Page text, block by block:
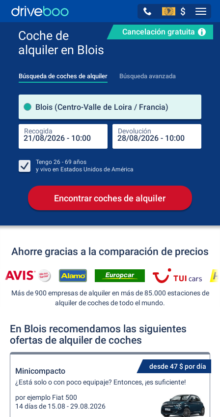
$
Cancelación gratuita
Coche de
alquiler en Blois
Búsqueda de coches de alquiler Búsqueda avanzada
Blois (Centro-Valle de Loira / Francia)
Recogida Devolución
Tengo 26 - 69 años
y vivo en Estados Unidos de América
Encontrar coches de alquiler
Ahorre gracias a la comparación de precios
Más de 900 empresas de alquiler en más de 85.000 estaciones de
alquiler de coches de todo el mundo.
En Blois recomendamos las siguientes
ofertas de alquiler de coches
desde 47 $ por día
Minicompacto
¿Está solo o con poco equipaje? Entonces, ¡es suficiente!
por ejemplo Fiat 500
14 días de 15.08 - 29.08.2026